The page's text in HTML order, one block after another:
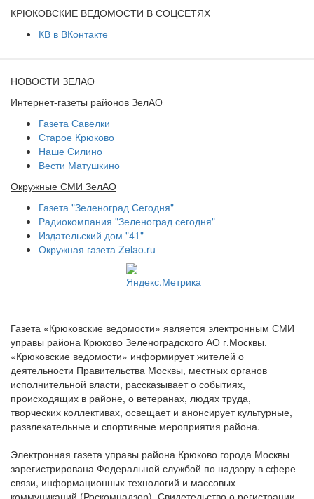
КРЮКОВСКИЕ ВЕДОМОСТИ В СОЦСЕТЯХ
КВ в ВКонтакте
НОВОСТИ ЗЕЛАО
Интернет-газеты районов ЗелАО
Газета Савелки
Старое Крюково
Наше Силино
Вести Матушкино
Окружные СМИ ЗелАО
Газета "Зеленоград Сегодня"
Радиокомпания "Зеленоград сегодня"
Издательский дом "41"
Окружная газета Zelao.ru
Газета «Крюковские ведомости» является электронным СМИ
управы района Крюково Зеленоградского АО г.Москвы.
«Крюковские ведомости» информирует жителей о
деятельности Правительства Москвы, местных органов
исполнительной власти, рассказывает о событиях,
происходящих в районе, о ветеранах, людях труда,
творческих коллективах, освещает и анонсирует культурные,
развлекательные и спортивные мероприятия района.
Электронная газета управы района Крюково города Москвы
зарегистрирована Федеральной службой по надзору в сфере
связи, информационных технологий и массовых